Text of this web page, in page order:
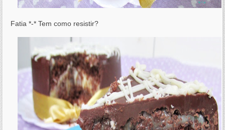
Fatia *-* Tem como resistir?